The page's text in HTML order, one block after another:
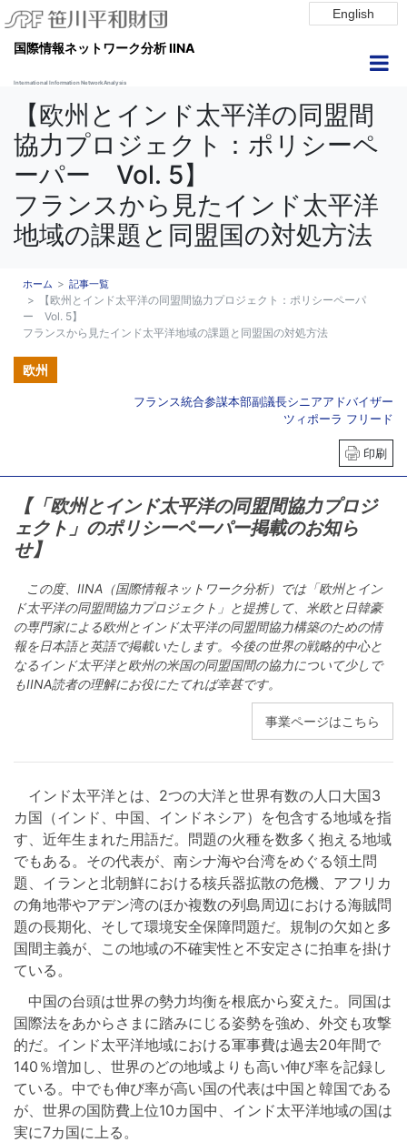
English
国際情報ネットワーク分析 IINA
International Information Network Analysis
【欧州とインド太平洋の同盟間
協力プロジェクト：ポリシーペ
ーパー Vol. 5】
フランスから見たインド太平洋
地域の課題と同盟国の対処方法
ホーム 記事一覧
【欧州とインド太平洋の同盟間協力プロジェクト：ポリシーペーパ
ー Vol. 5】
フランスから見たインド太平洋地域の課題と同盟国の対処方法
欧州
フランス統合参謀本部副議長シニアアドバイザー
ツィポーラ フリード
印刷
【「欧州とインド太平洋の同盟間協力プロジ
ェクト」のポリシーペーパー掲載のお知ら
せ】
この度、IINA（国際情報ネットワーク分析）では「欧州とイン
ド太平洋の同盟間協力プロジェクト」と提携して、米欧と日韓豪
の専門家による欧州とインド太平洋の同盟間協力構築のための情
報を日本語と英語で掲載いたします。今後の世界の戦略的中心と
なるインド太平洋と欧州の米国の同盟国間の協力について少しで
もIINA読者の理解にお役にたてれば幸甚です。
事業ページはこちら
インド太平洋とは、2つの大洋と世界有数の人口大国3
カ国（インド、中国、インドネシア）を包含する地域を指
す、近年生まれた用語だ。問題の火種を数多く抱える地域
でもある。その代表が、南シナ海や台湾をめぐる領土問
題、イランと北朝鮮における核兵器拡散の危機、アフリカ
の角地帯やアデン湾のほか複数の列島周辺における海賊問
題の長期化、そして環境安全保障問題だ。規制の欠如と多
国間主義が、この地域の不確実性と不安定さに拍車を掛け
ている。
中国の台頭は世界の勢力均衡を根底から変えた。同国は
国際法をあからさまに踏みにじる姿勢を強め、外交も攻撃
的だ。インド太平洋地域における軍事費は過去20年間で
140％増加し、世界のどの地域よりも高い伸び率を記録し
ている。中でも伸び率が高い国の代表は中国と韓国である
が、世界の国防費上位10カ国中、インド太平洋地域の国は
実に7カ国に上る。